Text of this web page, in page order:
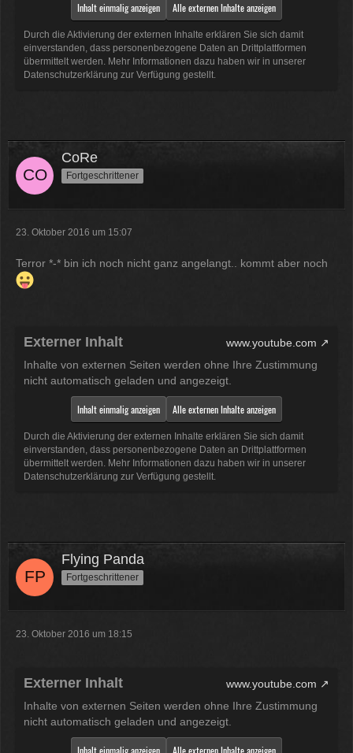
Inhalt einmalig anzeigen Alle externen Inhalte anzeigen
Durch die Aktivierung der externen Inhalte erklären Sie sich damit
einverstanden, dass personenbezogene Daten an Drittplattformen
übermittelt werden. Mehr Informationen dazu haben wir in unserer
Datenschutzerklärung zur Verfügung gestellt.
CoRe
Fortgeschrittener
23. Oktober 2016 um 15:07
Terror *-* bin ich noch nicht ganz angelangt.. kommt aber noch
Externer Inhalt
www.youtube.com
Inhalte von externen Seiten werden ohne Ihre Zustimmung
nicht automatisch geladen und angezeigt.
Inhalt einmalig anzeigen Alle externen Inhalte anzeigen
Durch die Aktivierung der externen Inhalte erklären Sie sich damit
einverstanden, dass personenbezogene Daten an Drittplattformen
übermittelt werden. Mehr Informationen dazu haben wir in unserer
Datenschutzerklärung zur Verfügung gestellt.
Flying Panda
Fortgeschrittener
23. Oktober 2016 um 18:15
Externer Inhalt
www.youtube.com
Inhalte von externen Seiten werden ohne Ihre Zustimmung
nicht automatisch geladen und angezeigt.
Inhalt einmalig anzeigen Alle externen Inhalte anzeigen